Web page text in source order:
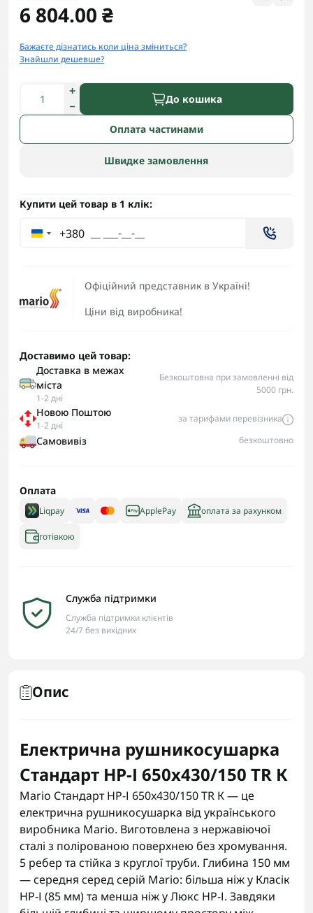
Офіційний представник в Україні!
Ціни від виробника!
6 804.00 ₴
Бажаєте дізнатись коли ціна зміниться?
Знайшли дешевше?
До кошика
Оплата частинами
Швидке замовлення
Купити цей товар в 1 клік:
+380
Доставимо цей товар:
Доставка в межах
міста
1-2 дні
Безкоштовна при замовленні від
5000 грн.
Новою Поштою
1-2 дні
за тарифами перевізника
Самовивіз безкоштовно
Оплата
Liqpay ApplePay оплата за рахунком
готівкою
Служба підтримки
Служба підтримки клієнтів
24/7 без вихідних
Опис
Електрична рушникосушарка
Стандарт НР-І 650х430/150 TR К
Mario Стандарт НР-І 650x430/150 TR К — це
електрична рушникосушарка від українського
виробника Mario. Виготовлена з нержавіючої
сталі з полірованою поверхнею без хромування.
5 ребер та стійка з круглої труби. Глибина 150 мм
— середня серед серій Mario: більша ніж у Класік
НР-І (85 мм) та менша ніж у Люкс НР-І. Завдяки